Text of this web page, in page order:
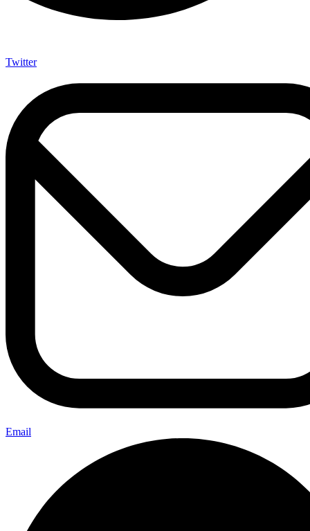
Twitter
Email